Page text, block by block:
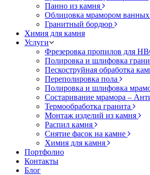
Панно из камня
Облицовка мрамором ванных
Гранитный бордюр
Химия для камня
Услуги
Фрезеровка пропилов для
Полировка и шлифовка
Пескоструйная обработка
Переполировка пола
Полировка и шлифовка
Состаривание мрамора –
Термообработка гранита
Монтаж изделий из камня
Распил камня
Снятие фасок на камне
Химия для камня
Портфолио
Контакты
Блог